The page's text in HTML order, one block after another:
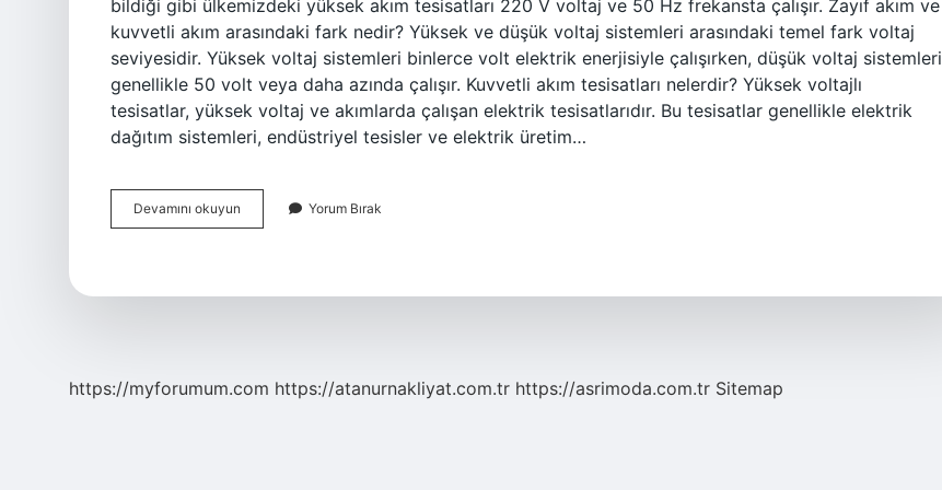
bildiği gibi ülkemizdeki yüksek akım tesisatları 220 V voltaj ve 50 Hz frekansta çalışır. Zayıf akım ve
kuvvetli akım arasındaki fark nedir? Yüksek ve düşük voltaj sistemleri arasındaki temel fark voltaj
seviyesidir. Yüksek voltaj sistemleri binlerce volt elektrik enerjisiyle çalışırken, düşük voltaj sistemleri
genellikle 50 volt veya daha azında çalışır. Kuvvetli akım tesisatları nelerdir? Yüksek voltajlı
tesisatlar, yüksek voltaj ve akımlarda çalışan elektrik tesisatlarıdır. Bu tesisatlar genellikle elektrik
dağıtım sistemleri, endüstriyel tesisler ve elektrik üretim…
Devamını okuyun Kuvvetli
Akım
Yorum Bırak
https://myforumum.com https://atanurnakliyat.com.tr https://asrimoda.com.tr Sitemap